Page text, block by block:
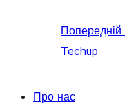
Попередній
Techup
Про нас